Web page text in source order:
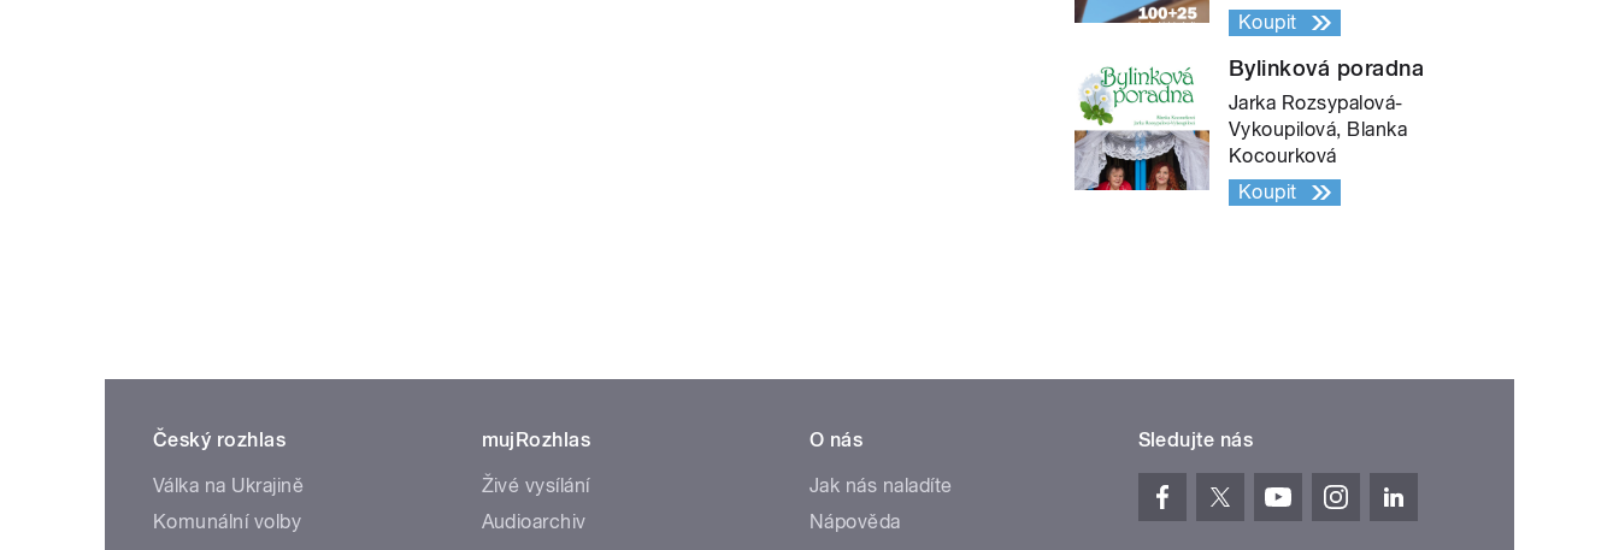
Koupit
Bylinková poradna
Jarka Rozsypalová-
Vykoupilová, Blanka
Kocourková
Koupit
Český rozhlas
Válka na Ukrajině
Komunální volby
mujRozhlas
Živé vysílání
Audioarchiv
O nás
Jak nás naladíte
Nápověda
Sledujte nás